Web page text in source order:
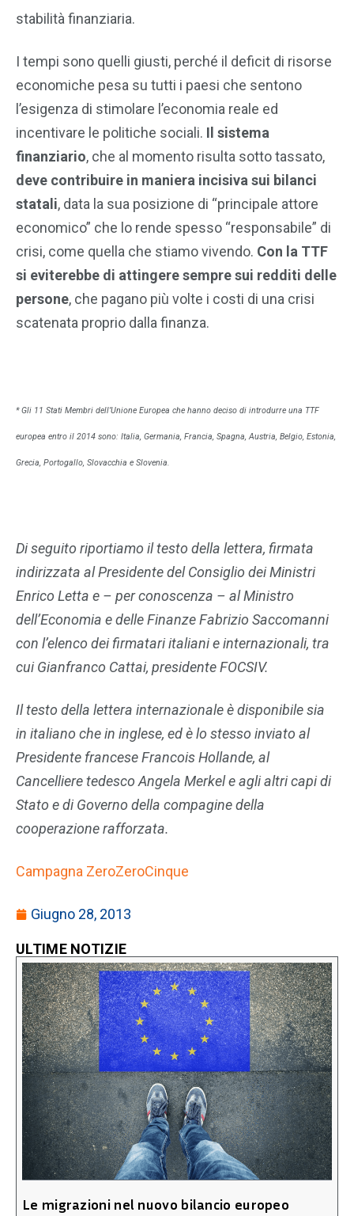
stabilità finanziaria.
I tempi sono quelli giusti, perché il deficit di risorse
economiche pesa su tutti i paesi che sentono
l’esigenza di stimolare l’economia reale ed
incentivare le politiche sociali. Il sistema
finanziario, che al momento risulta sotto tassato,
deve contribuire in maniera incisiva sui bilanci
statali, data la sua posizione di “principale attore
economico” che lo rende spesso “responsabile” di
crisi, come quella che stiamo vivendo. Con la TTF
si eviterebbe di attingere sempre sui redditi delle
persone, che pagano più volte i costi di una crisi
scatenata proprio dalla finanza.
* Gli 11 Stati Membri dell’Unione Europea che hanno deciso di introdurre una TTF
europea entro il 2014 sono: Italia, Germania, Francia, Spagna, Austria, Belgio, Estonia,
Grecia, Portogallo, Slovacchia e Slovenia.
Di seguito riportiamo il testo della lettera, firmata
indirizzata al Presidente del Consiglio dei Ministri
Enrico Letta e – per conoscenza – al Ministro
dell’Economia e delle Finanze Fabrizio Saccomanni
con l’elenco dei firmatari italiani e internazionali, tra
cui Gianfranco Cattai, presidente FOCSIV.
Il testo della lettera internazionale è disponibile sia
in italiano che in inglese, ed è lo stesso inviato al
Presidente francese Francois Hollande, al
Cancelliere tedesco Angela Merkel e agli altri capi di
Stato e di Governo della compagine della
cooperazione rafforzata.
Campagna ZeroZeroCinque
Giugno 28, 2013
ULTIME NOTIZIE
Le migrazioni nel nuovo bilancio europeo